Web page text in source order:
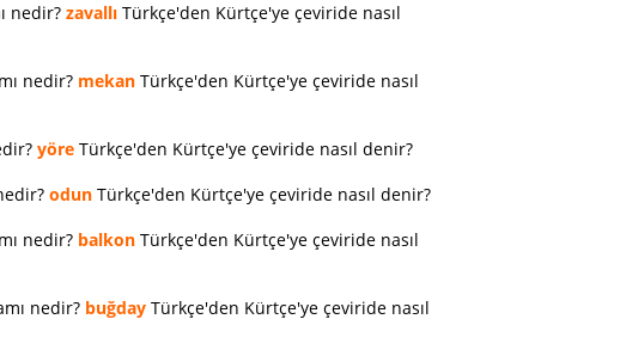
nedir? zavallı Türkçe'den Kürtçe'ye çeviride nasıl
nedir? mekan Türkçe'den Kürtçe'ye çeviride nasıl
yöre Türkçe'den Kürtçe'ye çeviride nasıl denir?
odun Türkçe'den Kürtçe'ye çeviride nasıl denir?
nedir? balkon Türkçe'den Kürtçe'ye çeviride nasıl
nedir? buğday Türkçe'den Kürtçe'ye çeviride nasıl